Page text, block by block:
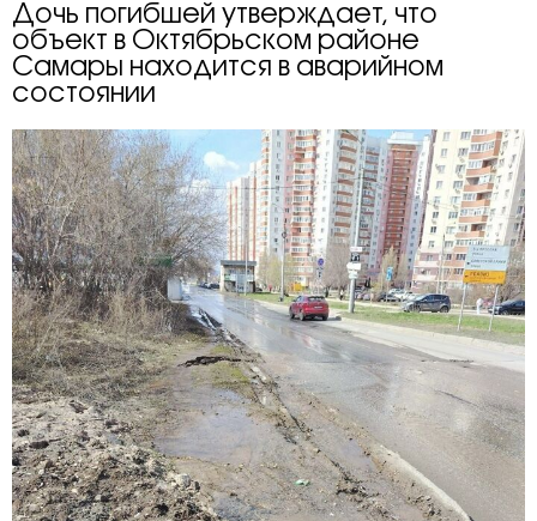
Дочь погибшей утверждает, что
объект в Октябрьском районе
Самары находится в аварийном
состоянии